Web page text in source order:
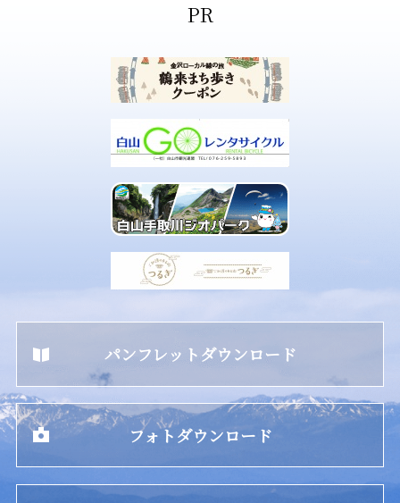
パンフレットダウンロード
フォトダウンロード